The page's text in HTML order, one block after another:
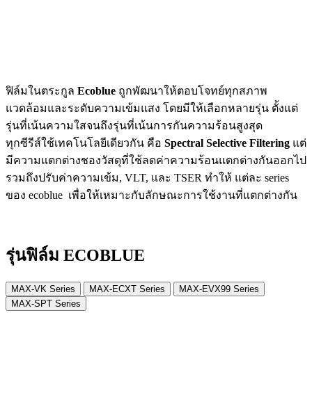
ฟิล์มในตระกูล Ecoblue ถูกพัฒนาให้ตอบโจทย์ทุกสภาพ
แวดล้อมและระดับความเข้มแสง โดยมีให้เลือกหลายรุ่น ตั้งแต่
รุ่นที่เน้นความใสจนถึงรุ่นที่เน้นการกันความร้อนสูงสุด
ทุกซีรีส์ใช้เทคโนโลยีเดียวกัน คือ Spectral Selective Filtering แต่
มีความแตกต่างชองวัสดุที่ใช้ลดค่าความร้อนแตกต่างกันออกไป
รวมถึงปรับค่าความเข้ม, VLT, และ TSER ทำให้ แต่ละ series
ของ ecoblue เพื่อให้เหมาะกับลักษณะการใช้งานที่แตกต่างกัน
รุ่นฟิล์ม ECOBLUE
MAX-VK Series MAX-ECXT Series
MAX-EVX99 Series
MAX-SPT Series